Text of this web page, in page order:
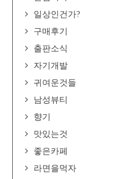
일상인건가?
구매후기
출판소식
자기개발
귀여운것들
남성뷰티
향기
맛있는것
좋은카페
라면을먹자